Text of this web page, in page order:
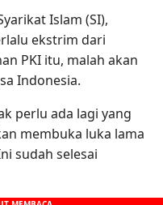
Islam (SI),
ekstrim dari
PKI itu, malah akan
Indonesia.
perlu ada lagi yang
membuka luka lama
sudah selesai